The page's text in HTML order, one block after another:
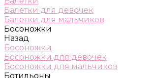
Балетки для девочек
Балетки для мальчиков
Босоножки
Назад
Босоножки
Босоножки для девочек
Босоножки для мальчиков
Ботильоны